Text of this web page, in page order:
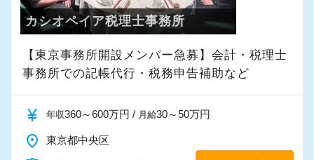
うくらい実践に近い形の業務を任されて大変な1
年でしたが、だからこそ実力がつき達成感を得
ることができました。
まだ入社１年目ですが、すでに法人20件・個人8
現在は、税理士を目指して勉強にも励んでいま
す。
カシオペイア税理士事務所
【東京事務所開設メンバー急募】会計・税理士
事務所での記帳代行・税務申告補助など
currency_yen 年収360～600万円 / 月給30～50万円
place 東京都中央区